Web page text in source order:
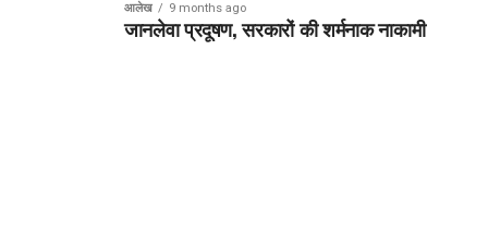
आलेख 9 months ago
जानलेवा प्रदूषण, सरकारों की शर्मनाक नाकामी